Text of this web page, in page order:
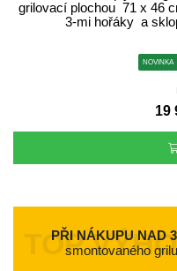
grilovací plochou 71 x 46
3-mi hořáky a
NOVINKA
19
PŘI NÁKUPU NAD
smontovaného